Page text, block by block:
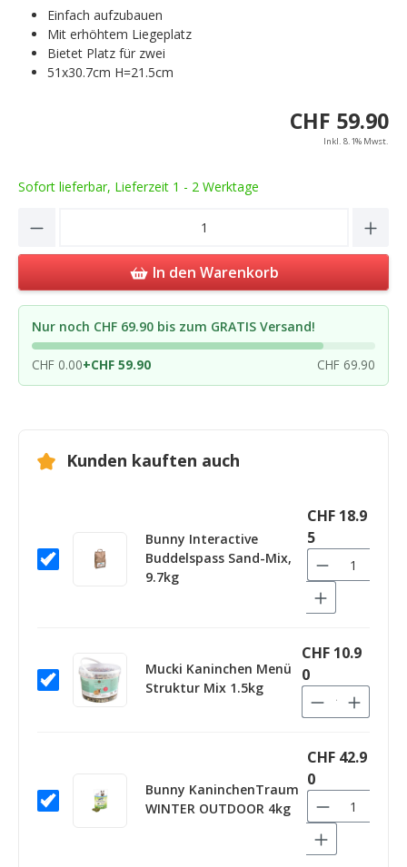
Einfach aufzubauen
Mit erhöhtem Liegeplatz
Bietet Platz für zwei
51x30.7cm H=21.5cm
CHF 59.90
Inkl. 8.1% Mwst.
Sofort lieferbar, Lieferzeit 1 - 2 Werktage
Product Quantity: Enter the desired
In den Warenkorb
Nur noch CHF 69.90 bis zum GRATIS Versand!
CHF 0.00+CHF 59.90 CHF 69.90
Kunden kauften auch
Bunny Interactive
Buddelspass Sand-Mix,
9.7kg
CHF 18.9
5
Mucki Kaninchen Menü
Struktur Mix 1.5kg
CHF 10.9
0
Bunny KaninchenTraum
WINTER OUTDOOR 4kg
CHF 42.9
0